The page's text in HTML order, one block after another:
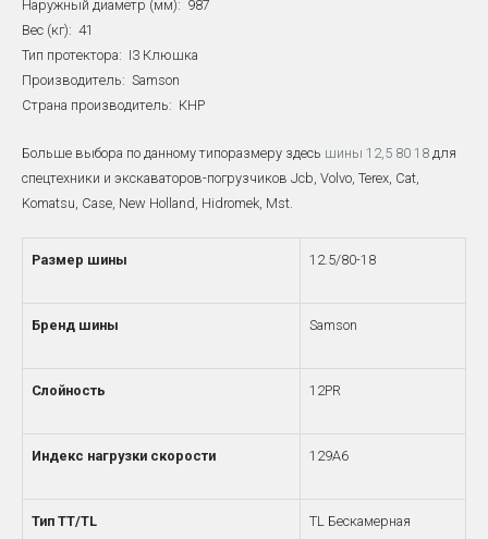
Наружный диаметр (мм): 987
Вес (кг): 41
Тип протектора: I3 Клюшка
Производитель: Samson
Страна производитель: КНР
Больше выбора по данному типоразмеру здесь шины 12,5 80 18 для
спецтехники и экскаваторов-погрузчиков Jcb, Volvo, Terex, Cat,
Komatsu, Case, New Holland, Hidromek, Mst.
Размер шины 12.5/80-18
Бренд шины Samson
Слойность 12PR
Индекс нагрузки скорости 129A6
Тип TT/TL TL Бескамерная